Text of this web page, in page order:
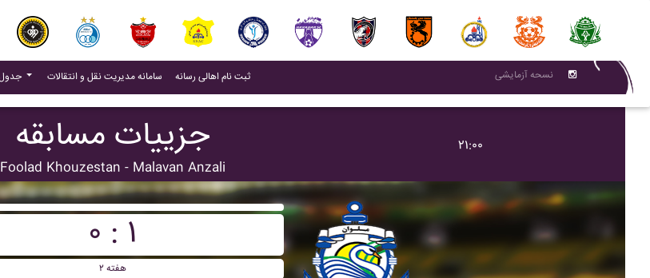
جدول بازی ها سامانه مدیریت نقل و انتقالات (current)
ثبت نام اهالی رسانه(current) نسحه آزمایشی
جزییات مسابقه
Foolad Khouzestan - Malavan Anzali
۲۱:۰۰
۰ : ۱
هفته ۲